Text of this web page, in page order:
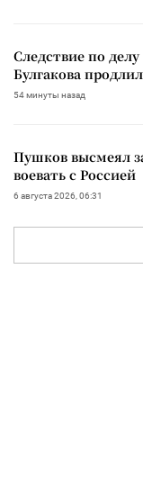
Следствие по
Булгакова
54 минуты назад
Пушков высмеял
воевать с Россией
6 августа 2026, 06:31